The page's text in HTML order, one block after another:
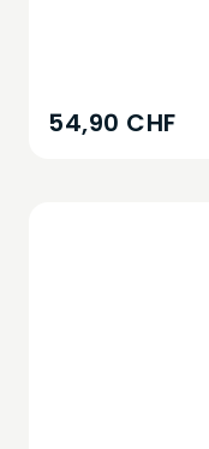
54,90 CHF